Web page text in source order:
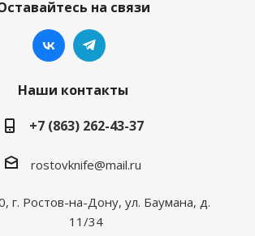
на связи
Наши контакты
+7 (863) 262-43-37
rostovknife@mail.ru
г. Ростов-на-Дону, ул. Баумана, д.
11/34